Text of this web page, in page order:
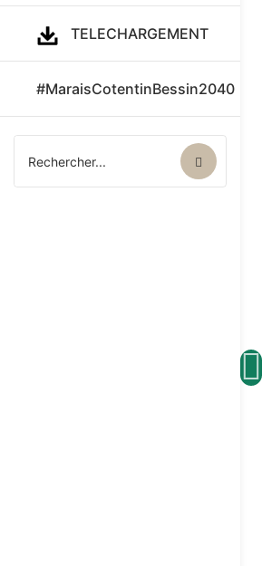
TELECHARGEMENT
#MaraisCotentinBessin2040